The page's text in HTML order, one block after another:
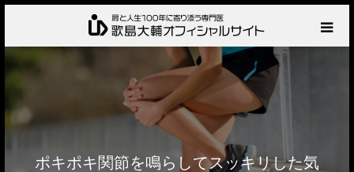
ポキポキ関節を鳴らしてスッキリした気
HOME
サービス